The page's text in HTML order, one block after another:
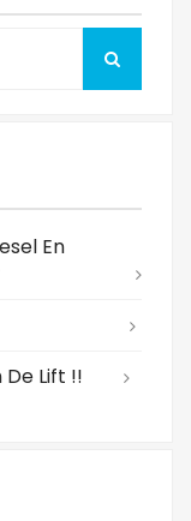
En
Lift !!